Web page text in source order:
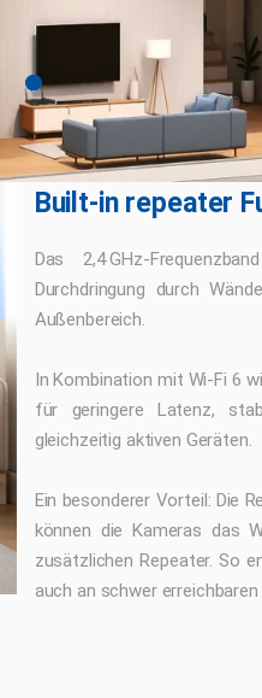
Built-in repeater
Das 2,4 GHz-
Durchdringung durch
Außenbereich.
In Kombination mit Wi-Fi 6
für geringere Latenz,
gleichzeitig aktiven Geräten.
Ein besonderer Vorteil: Die
können die Kameras das
zusätzlichen Repeater. So
auch an schwer